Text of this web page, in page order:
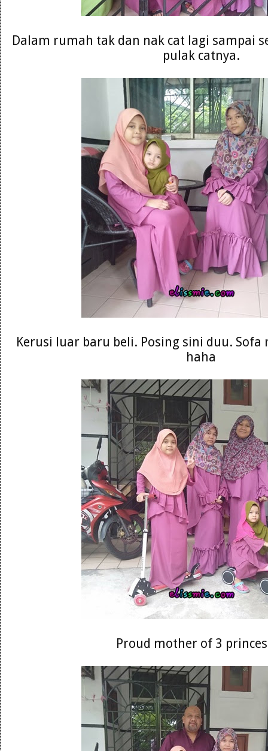
Dalam rumah tak dan nak cat lagi sampai
pulak catnya.
Kerusi luar baru beli. Posing sini duu. Sofa
haha
Proud mother of 3